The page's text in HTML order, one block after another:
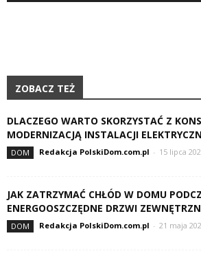
ZOBACZ TEŻ
DLACZEGO WARTO SKORZYSTAĆ Z
MODERNIZACJĄ INSTALACJI
DOM Redakcja PolskiDom.com.pl - 15 lipca
JAK ZATRZYMAĆ CHŁÓD W DOMU
ENERGOOSZCZĘDNE DRZWI
DOM Redakcja PolskiDom.com.pl - 21 maja